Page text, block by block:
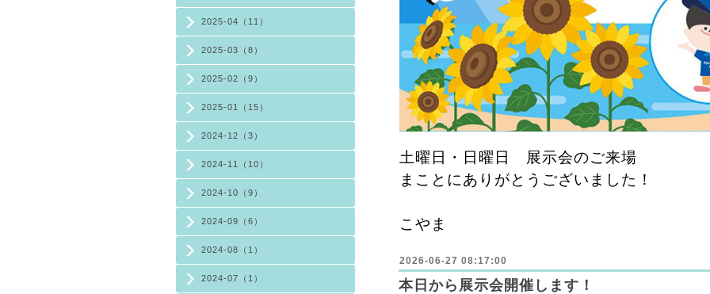
2025-04（11）
2025-03（8）
2025-02（9）
2025-01（15）
2024-12（3）
2024-11（10）
2024-10（9）
2024-09（6）
2024-08（1）
2024-07（1）
土曜日・日曜日 展示会のご来場
まことにありがとうございました！
こやま
2026-06-27 08:17:00
本日から展示会開催します！